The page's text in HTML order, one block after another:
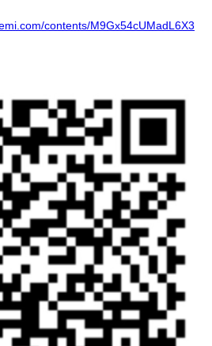
contents/M9Gx54cUMadL6X3